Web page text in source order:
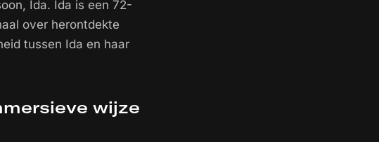
Ida. Ida is een 72-
over herontdekte
tussen Ida en haar
wijze